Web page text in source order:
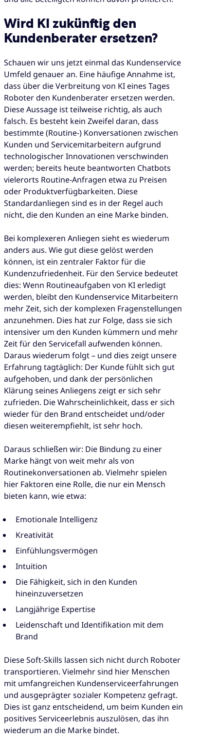
Wird KI zukünftig den
Kundenberater ersetzen?
Schauen wir uns jetzt einmal das Kundenservice
Umfeld genauer an. Eine häufige Annahme ist,
dass über die Verbreitung von KI eines Tages
Roboter den Kundenberater ersetzen werden.
Diese Aussage ist teilweise richtig, als auch
falsch. Es besteht kein Zweifel daran, dass
bestimmte (Routine-) Konversationen zwischen
Kunden und Servicemitarbeitern aufgrund
technologischer Innovationen verschwinden
werden; bereits heute beantworten Chatbots
vielerorts Routine-Anfragen etwa zu Preisen
oder Produktverfügbarkeiten. Diese
Standardanliegen sind es in der Regel auch
nicht, die den Kunden an eine Marke binden.
Bei komplexeren Anliegen sieht es wiederum
anders aus. Wie gut diese gelöst werden
können, ist ein zentraler Faktor für die
Kundenzufriedenheit. Für den Service bedeutet
dies: Wenn Routineaufgaben von KI erledigt
werden, bleibt den Kundenservice Mitarbeitern
mehr Zeit, sich der komplexen Fragenstellungen
anzunehmen. Dies hat zur Folge, dass sie sich
intensiver um den Kunden kümmern und mehr
Zeit für den Servicefall aufwenden können.
Daraus wiederum folgt – und dies zeigt unsere
Erfahrung tagtäglich: Der Kunde fühlt sich gut
aufgehoben, und dank der persönlichen
Klärung seines Anliegens zeigt er sich sehr
zufrieden. Die Wahrscheinlichkeit, dass er sich
wieder für den Brand entscheidet und/oder
diesen weiterempfiehlt, ist sehr hoch.
Daraus schließen wir: Die Bindung zu einer
Marke hängt von weit mehr als von
Routinekonversationen ab. Vielmehr spielen
hier Faktoren eine Rolle, die nur ein Mensch
bieten kann, wie etwa:
Emotionale Intelligenz
Kreativität
Einfühlungsvermögen
Intuition
Die Fähigkeit, sich in den Kunden
hineinzuversetzen
Langjährige Expertise
Leidenschaft und Identifikation mit dem
Brand
Diese Soft-Skills lassen sich nicht durch Roboter
transportieren. Vielmehr sind hier Menschen
mit umfangreichen Kundenserviceerfahrungen
und ausgeprägter sozialer Kompetenz gefragt.
Dies ist ganz entscheidend, um beim Kunden ein
positives Serviceerlebnis auszulösen, das ihn
wiederum an die Marke bindet.